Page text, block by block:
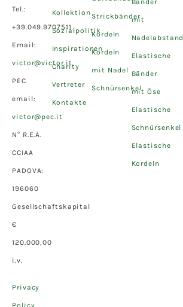
Tel.:
+39.049.9707511
Email:
victor@victor.it
PEC
email:
victor@pec.it
N° R.E.A.
CCIAA
PADOVA:
196060
Gesellschaftskapital
€
120.000,00
i.v.
Privacy
Policy
Kollektion
Sozialpolitik
Inspirationen
Charity
Vertreter
Kontakte
Strickbänder
Kordeln
Kordeln
mit Nadel
Schnürsenkel
Bänder
mit
Nadelabstand
Elastische
Bänder
mit Öse
Elastische
Schnürsenkel
Elastische
Kordeln